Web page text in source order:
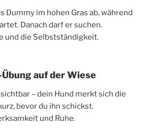
Dummy im hohen Gras ab, während
Danach darf er suchen.
und die Selbstständigkeit.
auf der Wiese
– dein Hund merkt sich die
bevor du ihn schickst.
und Ruhe.